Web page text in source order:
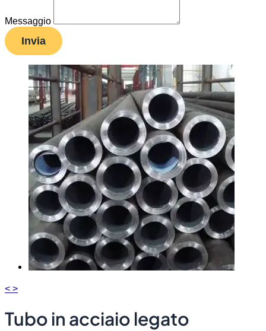
Messaggio
Invia
< >
Tubo in acciaio legato